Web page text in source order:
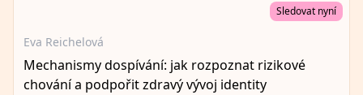
Sledovat nyní
Eva Reichelová
Mechanismy dospívání: jak rozpoznat rizikové
chování a podpořit zdravý vývoj identity